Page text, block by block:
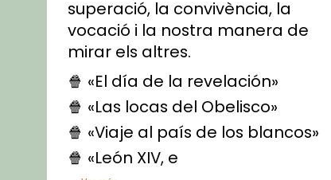
superació, la convivència, la
vocació i la nostra manera de
mirar els altres.
🍿 «El día de la revelación»
🍿 «Las locas del Obelisco»
🍿 «Viaje al país de los blancos»
🍿 «León XIV, e